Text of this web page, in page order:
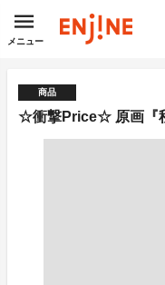
メニュー
商品
☆衝撃Price☆ 原画『